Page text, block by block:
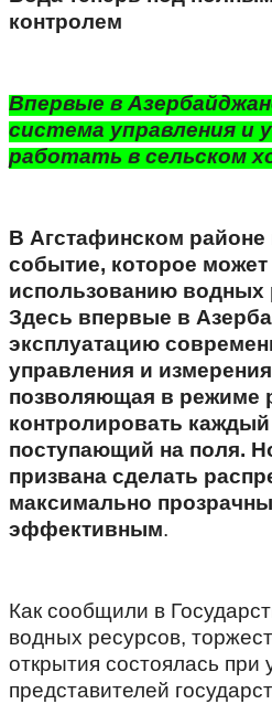
контролем
Впервые в
система управления и
работать в сельском
В Агстафинском
событие, которое
использованию водных
Здесь впервые в
эксплуатацию
управления и
позволяющая в режиме
контролировать
поступающий на поля.
призвана сделать
максимально
эффективным.
Как сообщили в
водных ресурсов,
открытия состоялась при
представителей